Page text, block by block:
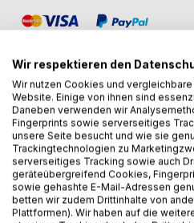
BESCHREIBUNG
Kalinka und Kilian lernen sich
Kalinka ist erpicht auf schnellen
zögerlich.
Bald lässt sich Kilian dann aber
Wir respektieren den
Wir nutzen Cookies und
Website. Einige von ihnen sind
Daneben verwenden wir
Fingerprints sowie serverseitiges
unsere Seite besucht und wie sie
Trackingtechnologien zu
serverseitiges Tracking sowie auch
geräteübergreifend Cookies,
sowie gehashte E-Mail-Adressen
betten wir zudem Drittinhalte von
Plattformen). Wir haben auf die